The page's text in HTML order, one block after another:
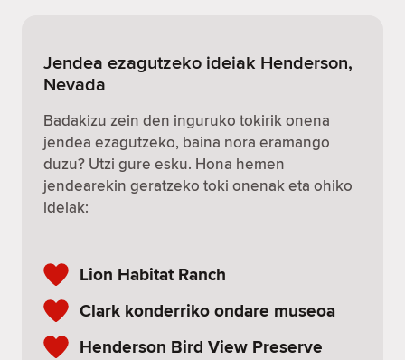
Jendea ezagutzeko ideiak Henderson,
Nevada
Badakizu zein den inguruko tokirik onena
jendea ezagutzeko, baina nora eramango
duzu? Utzi gure esku. Hona hemen
jendearekin geratzeko toki onenak eta ohiko
ideiak:
Lion Habitat Ranch
Clark konderriko ondare museoa
Henderson Bird View Preserve